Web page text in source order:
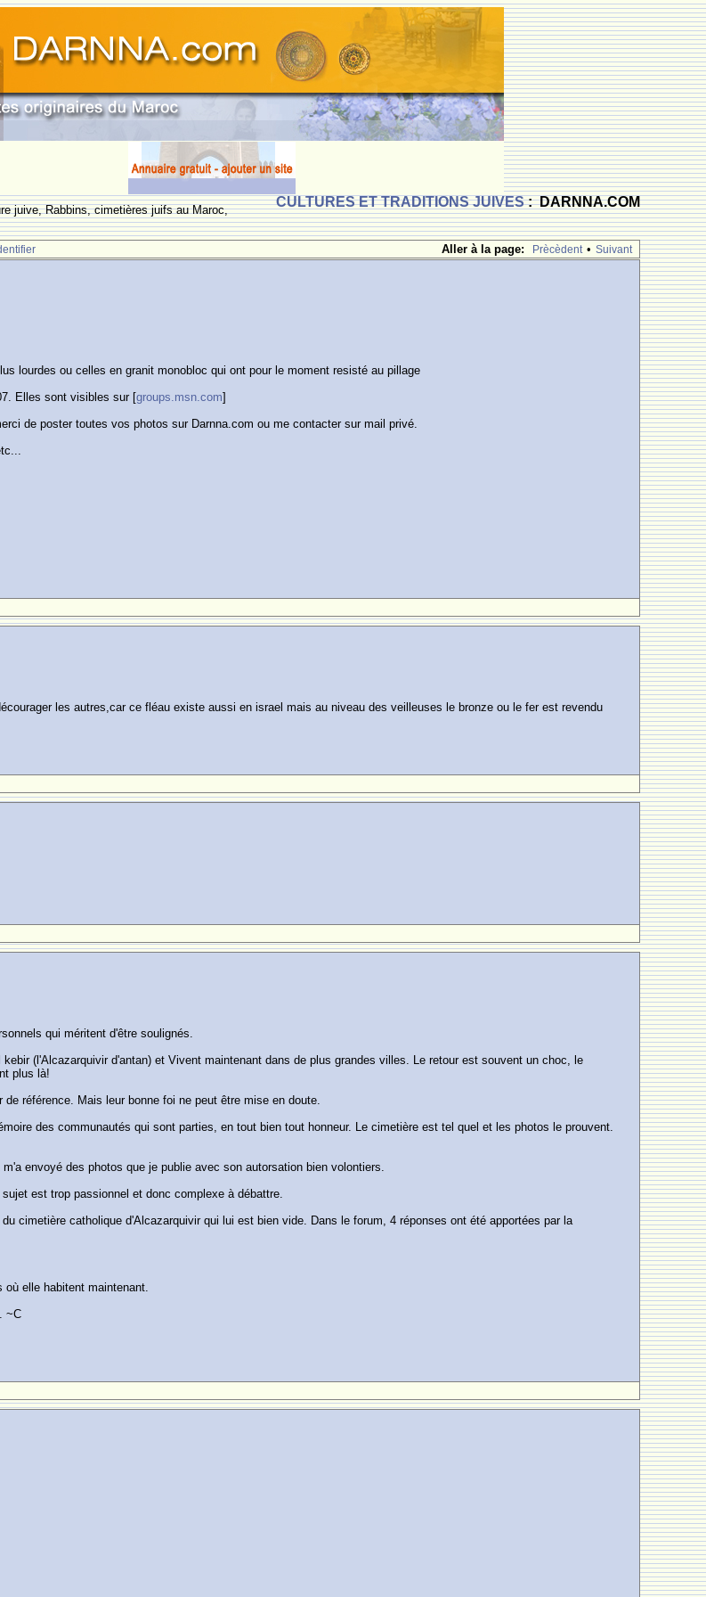
CULTURES ET TRADITIONS JUIVES: DARNNA.COM
juive, Rabbins, cimetières juifs au Maroc,
Aller à la page:
Prècèdent • Suivant
lourdes ou celles en granit monobloc qui ont pour le moment resisté au pillage
Elles sont visibles sur [groups.msn.com]
de poster toutes vos photos sur Darnna.com ou me contacter sur mail privé.
les autres,car ce fléau existe aussi en israel mais au niveau des veilleuses le bronze ou le fer est revendu
qui méritent d'être soulignés.
(l'Alcazarquivir d'antan) et Vivent maintenant dans de plus grandes villes. Le retour est souvent un choc, le
plus là!
référence. Mais leur bonne foi ne peut être mise en doute.
des communautés qui sont parties, en tout bien tout honneur. Le cimetière est tel quel et les photos le prouvent.
envoyé des photos que je publie avec son autorsation bien volontiers.
est trop passionnel et donc complexe à débattre.
cimetière catholique d'Alcazarquivir qui lui est bien vide. Dans le forum, 4 réponses ont été apportées par la
elle habitent maintenant.
~C